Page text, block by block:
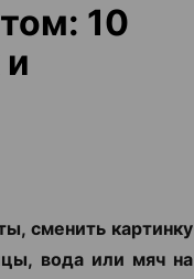
10
сменить картинку
вода или мяч на